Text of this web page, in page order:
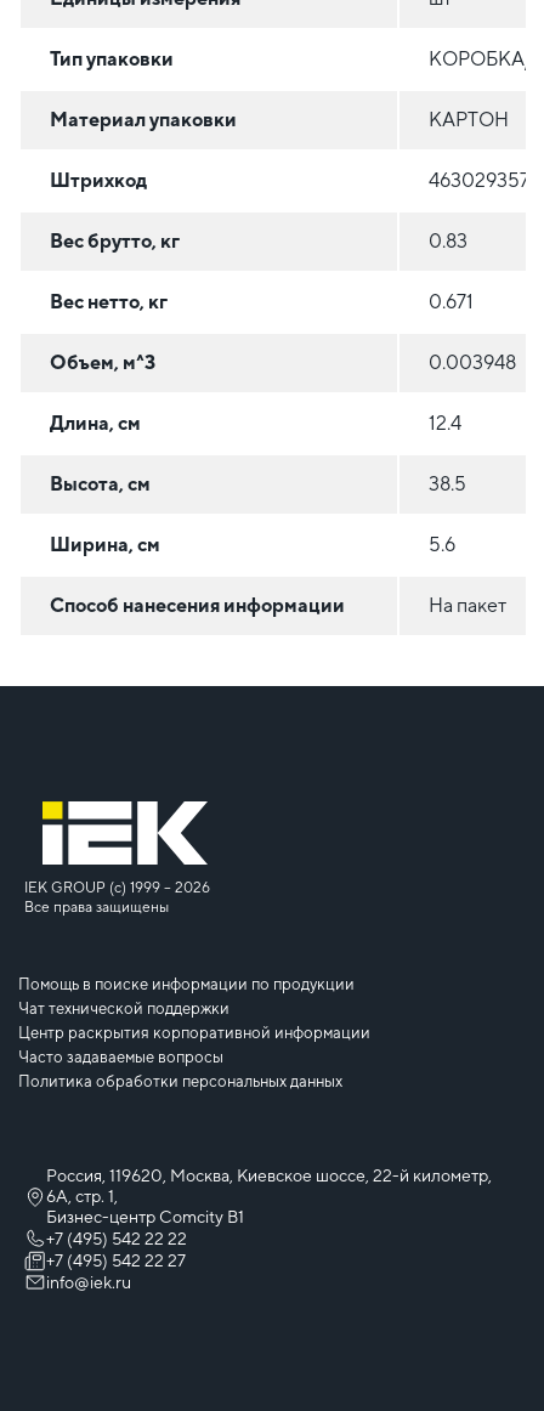
Тип упаковки КОРОБКА/
Материал упаковки КАРТОН
Штрихкод
Вес брутто, кг 0.83
Вес нетто, кг 0.671
Объем, м^3 0.003948
Длина, см 12.4
Высота, см 38.5
Ширина, см 5.6
Способ нанесения информации На пакет
IEK GROUP (c) 1999 – 2026
Все права защищены
Помощь в поиске информации по продукции
Чат технической поддержки
Центр раскрытия корпоративной информации
Часто задаваемые вопросы
Политика обработки персональных данных
Россия, 119620, Москва, Киевское шоссе, 22-й километр,
6А, стр. 1,
Бизнес-центр Comcity B1
+7 (495) 542 22 22
+7 (495) 542 22 27
info@iek.ru